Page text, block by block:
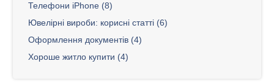
Телефони iPhone (8)
Ювелірні вироби: корисні статті (6)
Оформлення документів (4)
Хороше житло купити (4)